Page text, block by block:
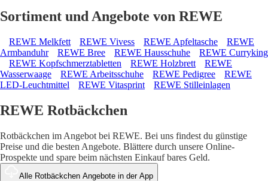
Sortiment und Angebote von REWE
REWE Melkfett REWE Vivess REWE Apfeltasche
REWE
Armbanduhr
REWE Bree REWE Hausschuhe
REWE Curryking
REWE Kopfschmerztabletten
REWE Holzbrett
REWE
Wasserwaage
REWE Arbeitsschuhe REWE Pedigree
REWE
LED-Leuchtmittel
REWE Vitasprint REWE Stilleinlagen
REWE Rotbäckchen
Rotbäckchen im Angebot bei REWE. Bei uns findest du günstige
Preise und die besten Angebote. Blättere durch unsere Online-
Prospekte und spare beim nächsten Einkauf bares Geld.
Alle Rotbäckchen Angebote in der App